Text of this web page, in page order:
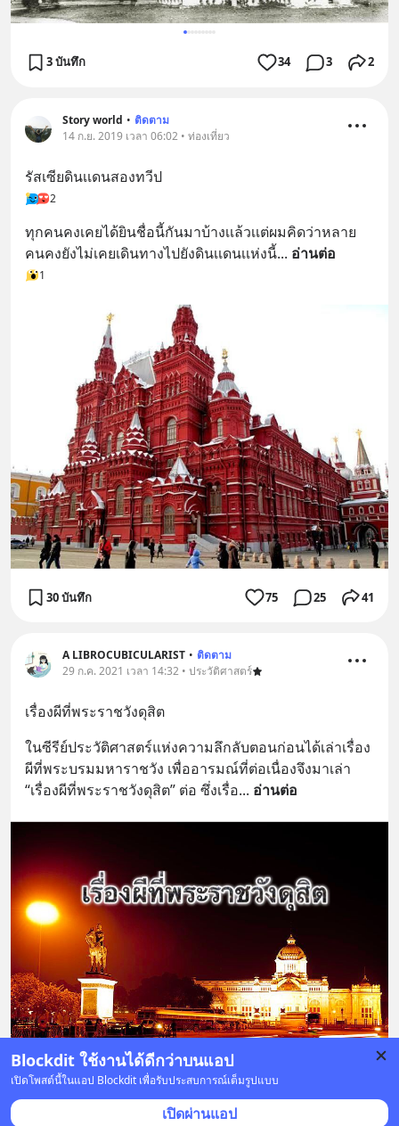
Blockdit ใช้งานได้ดีกว่าบนแอป
เปิดโพสต์นี้ในแอป Blockdit เพื่อรับประสบการณ์เต็มรูปแบบ
เปิดผ่านแอป
3 บันทึก 34 3 2
Story​ world • ติดตาม
14 ก.ย. 2019 เวลา 06:02 • ท่องเที่ยว
รัสเซียดินเเดนสองทวีป
2
ทุกคนคงเคยได้ยินชื่อนี้กันมาบ้างเเล้วเเต่ผมคิดว่าหลาย
คนคงยังไม่เคยเดินทางไปยังดินเเดนเเห่งนี้​... อ่านต่อ
1
30 บันทึก 75 25 41
A LIBROCUBICULARIST • ติดตาม
29 ก.ค. 2021 เวลา 14:32 • ประวัติศาสตร์
เรื่องผีที่พระราชวังดุสิต
ในซีรีย์ประวัติศาสตร์แห่งความลึกลับตอนก่อนได้เล่าเรื่อง
ผีที่พระบรมมหาราชวัง เพื่ออารมณ์ที่ต่อเนื่องจึงมาเล่า
“เรื่องผีที่พระราชวังดุสิต” ต่อ ซึ่งเรื่อ... อ่านต่อ
21 บันทึก 23 14 15